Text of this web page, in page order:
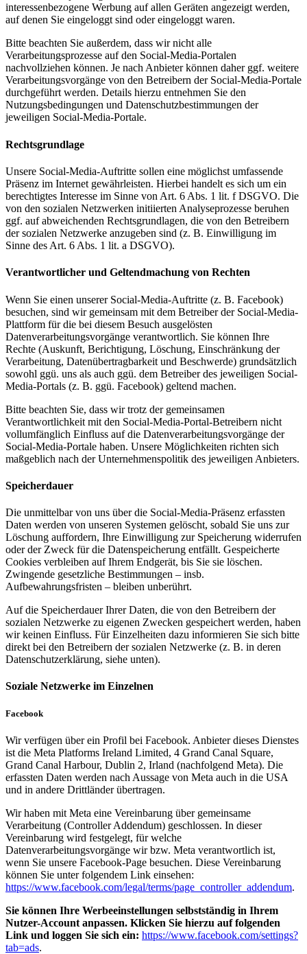
interessenbezogene Werbung auf allen Geräten angezeigt werden,
auf denen Sie eingeloggt sind oder eingeloggt waren.
Bitte beachten Sie außerdem, dass wir nicht alle
Verarbeitungsprozesse auf den Social-Media-Portalen
nachvollziehen können. Je nach Anbieter können daher ggf. weitere
Verarbeitungsvorgänge von den Betreibern der Social-Media-Portale
durchgeführt werden. Details hierzu entnehmen Sie den
Nutzungsbedingungen und Datenschutzbestimmungen der
jeweiligen Social-Media-Portale.
Rechtsgrundlage
Unsere Social-Media-Auftritte sollen eine möglichst umfassende
Präsenz im Internet gewährleisten. Hierbei handelt es sich um ein
berechtigtes Interesse im Sinne von Art. 6 Abs. 1 lit. f DSGVO. Die
von den sozialen Netzwerken initiierten Analyseprozesse beruhen
ggf. auf abweichenden Rechtsgrundlagen, die von den Betreibern
der sozialen Netzwerke anzugeben sind (z. B. Einwilligung im
Sinne des Art. 6 Abs. 1 lit. a DSGVO).
Verantwortlicher und Geltendmachung von Rechten
Wenn Sie einen unserer Social-Media-Auftritte (z. B. Facebook)
besuchen, sind wir gemeinsam mit dem Betreiber der Social-Media-
Plattform für die bei diesem Besuch ausgelösten
Datenverarbeitungsvorgänge verantwortlich. Sie können Ihre
Rechte (Auskunft, Berichtigung, Löschung, Einschränkung der
Verarbeitung, Datenübertragbarkeit und Beschwerde) grundsätzlich
sowohl ggü. uns als auch ggü. dem Betreiber des jeweiligen Social-
Media-Portals (z. B. ggü. Facebook) geltend machen.
Bitte beachten Sie, dass wir trotz der gemeinsamen
Verantwortlichkeit mit den Social-Media-Portal-Betreibern nicht
vollumfänglich Einfluss auf die Datenverarbeitungsvorgänge der
Social-Media-Portale haben. Unsere Möglichkeiten richten sich
maßgeblich nach der Unternehmenspolitik des jeweiligen Anbieters.
Speicherdauer
Die unmittelbar von uns über die Social-Media-Präsenz erfassten
Daten werden von unseren Systemen gelöscht, sobald Sie uns zur
Löschung auffordern, Ihre Einwilligung zur Speicherung widerrufen
oder der Zweck für die Datenspeicherung entfällt. Gespeicherte
Cookies verbleiben auf Ihrem Endgerät, bis Sie sie löschen.
Zwingende gesetzliche Bestimmungen – insb.
Aufbewahrungsfristen – bleiben unberührt.
Auf die Speicherdauer Ihrer Daten, die von den Betreibern der
sozialen Netzwerke zu eigenen Zwecken gespeichert werden, haben
wir keinen Einfluss. Für Einzelheiten dazu informieren Sie sich bitte
direkt bei den Betreibern der sozialen Netzwerke (z. B. in deren
Datenschutzerklärung, siehe unten).
Soziale Netzwerke im Einzelnen
Facebook
Wir verfügen über ein Profil bei Facebook. Anbieter dieses Dienstes
ist die Meta Platforms Ireland Limited, 4 Grand Canal Square,
Grand Canal Harbour, Dublin 2, Irland (nachfolgend Meta). Die
erfassten Daten werden nach Aussage von Meta auch in die USA
und in andere Drittländer übertragen.
Wir haben mit Meta eine Vereinbarung über gemeinsame
Verarbeitung (Controller Addendum) geschlossen. In dieser
Vereinbarung wird festgelegt, für welche
Datenverarbeitungsvorgänge wir bzw. Meta verantwortlich ist,
wenn Sie unsere Facebook-Page besuchen. Diese Vereinbarung
können Sie unter folgendem Link einsehen:
https://www.facebook.com/legal/terms/page_controller_addendum.
Sie können Ihre Werbeeinstellungen selbstständig in Ihrem
Nutzer-Account anpassen. Klicken Sie hierzu auf folgenden
Link und loggen Sie sich ein: https://www.facebook.com/settings?
tab=ads.